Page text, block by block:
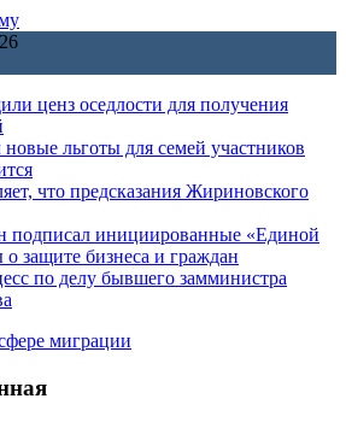
ценз оседлости для получения
льготы для семей участников
что предсказания Жириновского
подписал инициированные «Единой
о защите бизнеса и граждан
по делу бывшего замминистра